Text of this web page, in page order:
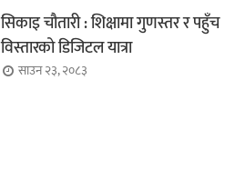
सिकाइ चौतारी : शिक्षामा गुणस्तर र पहुँच
विस्तारको डिजिटल यात्रा
साउन २३, २०८३